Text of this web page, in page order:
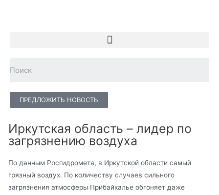
ПРЕДЛОЖИТЬ НОВОСТЬ
Иркутская область – лидер по
загрязнению воздуха
По данным Росгидромета, в Иркутской области самый
грязный воздух. По количеству случаев сильного
загрязнения атмосферы Прибайкалье обгоняет даже